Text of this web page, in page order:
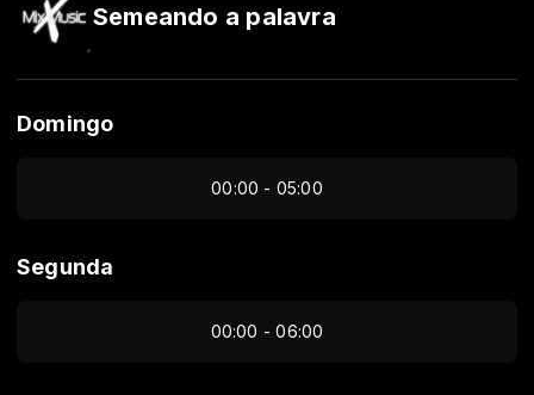
Semeando a palavra
Domingo
00:00 - 05:00
Segunda
00:00 - 06:00